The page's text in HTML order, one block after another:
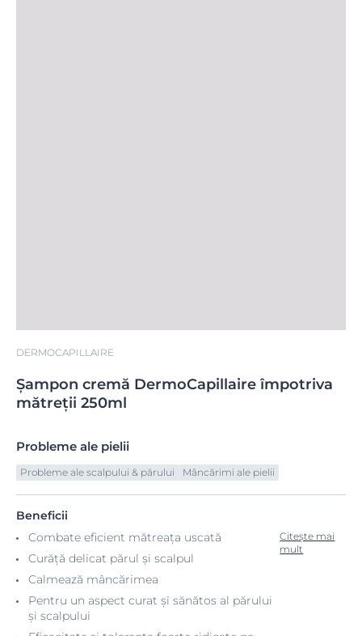
DERMOCAPILLAIRE
Șampon cremă DermoCapillaire împotriva
mătreții 250ml
Probleme ale pielii
Probleme ale scalpului & părului Mâncărimi ale pielii
Beneficii
Combate eficient mătreața uscată
Curăță delicat părul și scalpul
Calmează mâncărimea
Pentru un aspect curat și sănătos al părului
și scalpului
Citește mai
mult